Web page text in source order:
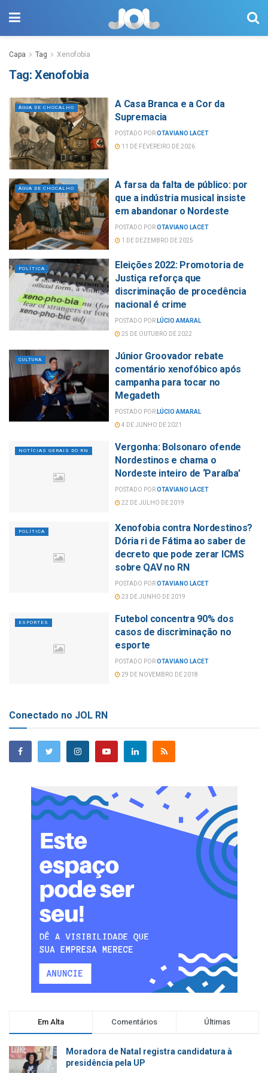
Capa Tag Xenofobia
Tag: Xenofobia
ÁGUA DE CHOCALHO
A Casa Branca e a Cor da
Supremacia
POSTADO POROTAVIANO LACET
11 DE FEVEREIRO DE 2026
ÁGUA DE CHOCALHO
A farsa da falta de público: por
que a indústria musical insiste
em abandonar o Nordeste
POSTADO POROTAVIANO LACET
1 DE DEZEMBRO DE 2025
POLÍTICA
Eleições 2022: Promotoria de
Justiça reforça que
discriminação de procedência
nacional é crime
POSTADO POR LÚCIO AMARAL
25 DE OUTUBRO DE 2022
CULTURA
Júnior Groovador rebate
comentário xenofóbico após
campanha para tocar no
Megadeth
POSTADO POR LÚCIO AMARAL
4 DE JUNHO DE 2021
NOTÍCIAS GERAIS DO RN
Vergonha: Bolsonaro ofende
Nordestinos e chama o
Nordeste inteiro de ‘Paraíba’
POSTADO POROTAVIANO LACET
22 DE JULHO DE 2019
POLÍTICA
Xenofobia contra Nordestinos?
Dória ri de Fátima ao saber de
decreto que pode zerar ICMS
sobre QAV no RN
POSTADO POROTAVIANO LACET
23 DE JUNHO DE 2019
ESPORTES
Futebol concentra 90% dos
casos de discriminação no
esporte
POSTADO POROTAVIANO LACET
29 DE NOVEMBRO DE 2018
Conectado no JOL RN
Em Alta Comentários Últimas
Moradora de Natal registra candidatura à
presidência pela UP